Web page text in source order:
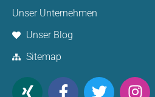
Unser Unternehmen
Unser Blog
Sitemap